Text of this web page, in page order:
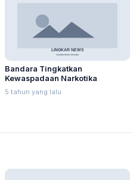
Bandara Tingkatkan
Kewaspadaan Narkotika
5 tahun yang lalu